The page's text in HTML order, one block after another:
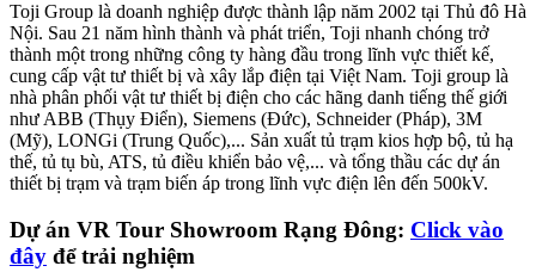
Toji Group là doanh nghiệp được thành lập năm 2002 tại Thủ đô Hà
Nội. Sau 21 năm hình thành và phát triển, Toji nhanh chóng trở
thành một trong những công ty hàng đầu trong lĩnh vực thiết kế,
cung cấp vật tư thiết bị và xây lắp điện tại Việt Nam. Toji group là
nhà phân phối vật tư thiết bị điện cho các hãng danh tiếng thế giới
như ABB (Thụy Điển), Siemens (Đức), Schneider (Pháp), 3M
(Mỹ), LONGi (Trung Quốc),... Sản xuất tủ trạm kios hợp bộ, tủ hạ
thế, tủ tụ bù, ATS, tủ điều khiển bảo vệ,... và tổng thầu các dự án
thiết bị trạm và trạm biến áp trong lĩnh vực điện lên đến 500kV.
Dự án VR Tour Showroom Rạng Đông: Click vào
đây để trải nghiệm